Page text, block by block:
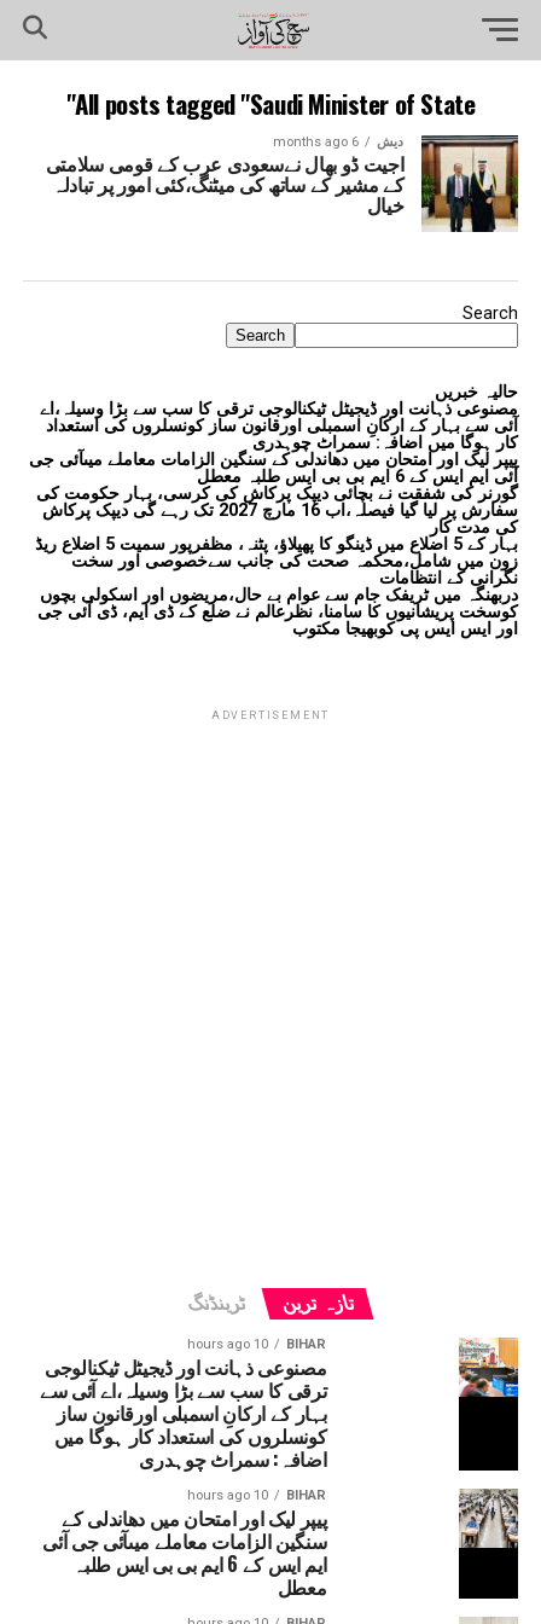
All posts tagged "Saudi Minister of State"
دیش 6 months ago
اجیت ڈو بھال نےسعودی عرب کے قومی سلامتی
کے مشیر کے ساتھ کی میٹنگ،کئی امور پر تبادلہ
خیال
Search
Search
حالیہ خبریں
مصنوعی ذہانت اور ڈیجیٹل ٹیکنالوجی ترقی کا سب سے بڑا وسیلہ،اے
آئی سے بہار کے ارکانِ اسمبلی اورقانون ساز کونسلروں کی استعداد
کار ہوگا میں اضافہ: سمراٹ چوہدری
پیپر لیک اور امتحان میں دھاندلی کے سنگین الزامات معاملے میںآئی جی
آئی ایم ایس کے 6 ایم بی بی ایس طلبہ معطل
گورنر کی شفقت نے بچائی دیپک پرکاش کی کرسی، بہار حکومت کی
سفارش پر لیا گیا فیصلہ،اب 16 مارچ 2027 تک رہے گی دیپک پرکاش
کی مدت کار
بہار کے 5 اضلاع میں ڈینگو کا پھیلاؤ، پٹنہ، مظفرپور سمیت 5 اضلاع ریڈ
زون میں شامل،محکمہ صحت کی جانب سےخصوصی اور سخت
نگرانی کے انتظامات
دربھنگہ میں ٹریفک جام سے عوام بے حال،مریضوں اور اسکولی بچوں
کوسخت پریشانیوں کا سامنا، نظرعالم نے ضلع کے ڈی ایم، ڈی آئی جی
اور ایس ایس پی کوبھیجا مکتوب
ADVERTISEMENT
تازہ ترین ٹرینڈنگ
BIHAR
10 hours ago
مصنوعی ذہانت اور ڈیجیٹل ٹیکنالوجی
ترقی کا سب سے بڑا وسیلہ،اے آئی سے
بہار کے ارکانِ اسمبلی اورقانون ساز
کونسلروں کی استعداد کار ہوگا میں
اضافہ: سمراٹ چوہدری
BIHAR
10 hours ago
پیپر لیک اور امتحان میں دھاندلی کے
سنگین الزامات معاملے میںآئی جی آئی
ایم ایس کے 6 ایم بی بی ایس طلبہ
معطل